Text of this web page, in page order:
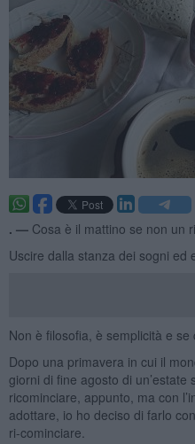
. — Cosa è il mattino se non un
Uscire dalla stanza dei sogni ed
Non è filosofia, è semplicità e
Dopo una primavera in cui il
giorni di fine agosto di
ricominciare, appunto, ma con
adottare, io ho deciso di farlo
ri-cominciare.